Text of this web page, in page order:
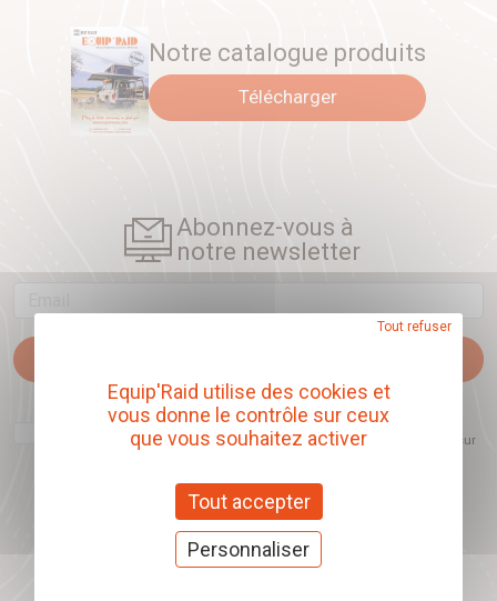
Notre catalogue produits
Télécharger
Abonnez-vous à
notre newsletter
J'accepte que l'ouverture des newsletters soit mesurée, afin de mieux
comprendre les sujets qui m'intéressent et d'améliorer les contenus
proposés. Ce choix est modifiable à tout moment et reste sans incidence sur
Offrez nos chèques
Equip'Raid utilise des cookies et
vous donne le contrôle sur ceux
que vous souhaitez activer
Tout accepter
Tout refuser
Personnaliser